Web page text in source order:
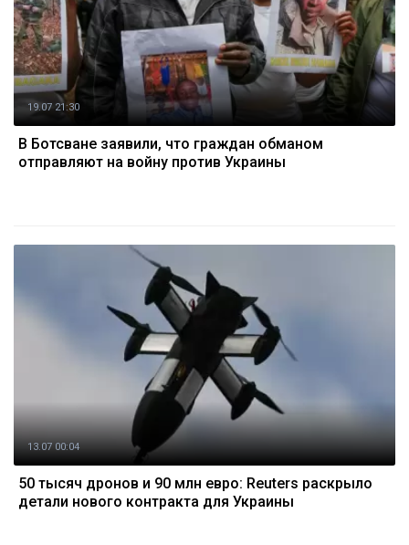
19.07 21:30
В Ботсване заявили, что граждан обманом
отправляют на войну против Украины
13.07 00:04
50 тысяч дронов и 90 млн евро: Reuters раскрыло
детали нового контракта для Украины